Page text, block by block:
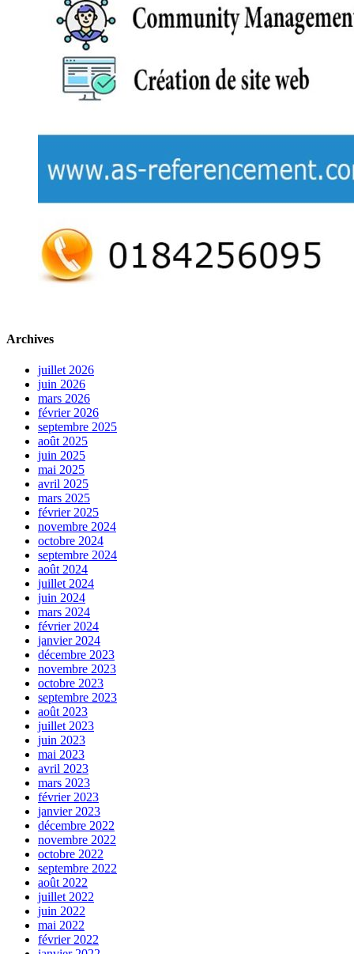
Archives
juillet 2026
juin 2026
mars 2026
février 2026
septembre 2025
août 2025
juin 2025
mai 2025
avril 2025
mars 2025
février 2025
novembre 2024
octobre 2024
septembre 2024
août 2024
juillet 2024
juin 2024
mars 2024
février 2024
janvier 2024
décembre 2023
novembre 2023
octobre 2023
septembre 2023
août 2023
juillet 2023
juin 2023
mai 2023
avril 2023
mars 2023
février 2023
janvier 2023
décembre 2022
novembre 2022
octobre 2022
septembre 2022
août 2022
juillet 2022
juin 2022
mai 2022
février 2022